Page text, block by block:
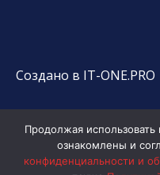
Создано в IT-ONE.PRO
Продолжая
ознакомлены и
конфиденциальности и